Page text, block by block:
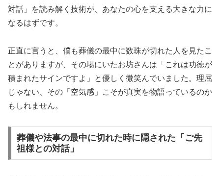
対話」を読み解く技術が、あなたの心を支える大きな力に
なるはずです。
正直に言うと、僕も葬儀の最中に数珠が切れた人を見たこ
とがありますが、その場にいたお坊さんは「これは功徳が
積まれたサインですよ」と優しく微笑んでいました。理屈
じゃない、その「空気感」こそが真実を物語っているのか
もしれません。
葬儀や法事の最中に切れた時に隠された「ご先
祖様との対話」